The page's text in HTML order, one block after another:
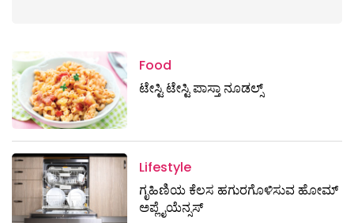
Food
ಟೇಸ್ಟಿ ಟೇಸ್ಟಿ ಪಾಸ್ತಾ ನೂಡಲ್ಸ್
Lifestyle
ಗೃಹಿಣಿಯ ಕೆಲಸ ಹಗುರಗೊಳಿಸುವ ಹೋಮ್
ಅಪ್ಲೈಯೆನ್ಸಸ್‌